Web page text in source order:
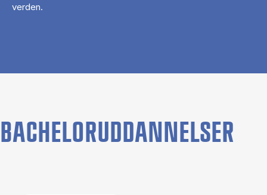
verden.
BACHELORUDDANNELSER